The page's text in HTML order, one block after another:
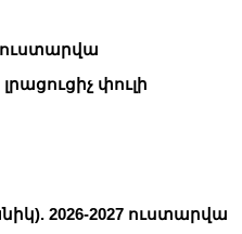
ուստարվա
փուլի
2026-2027 ուստարվա